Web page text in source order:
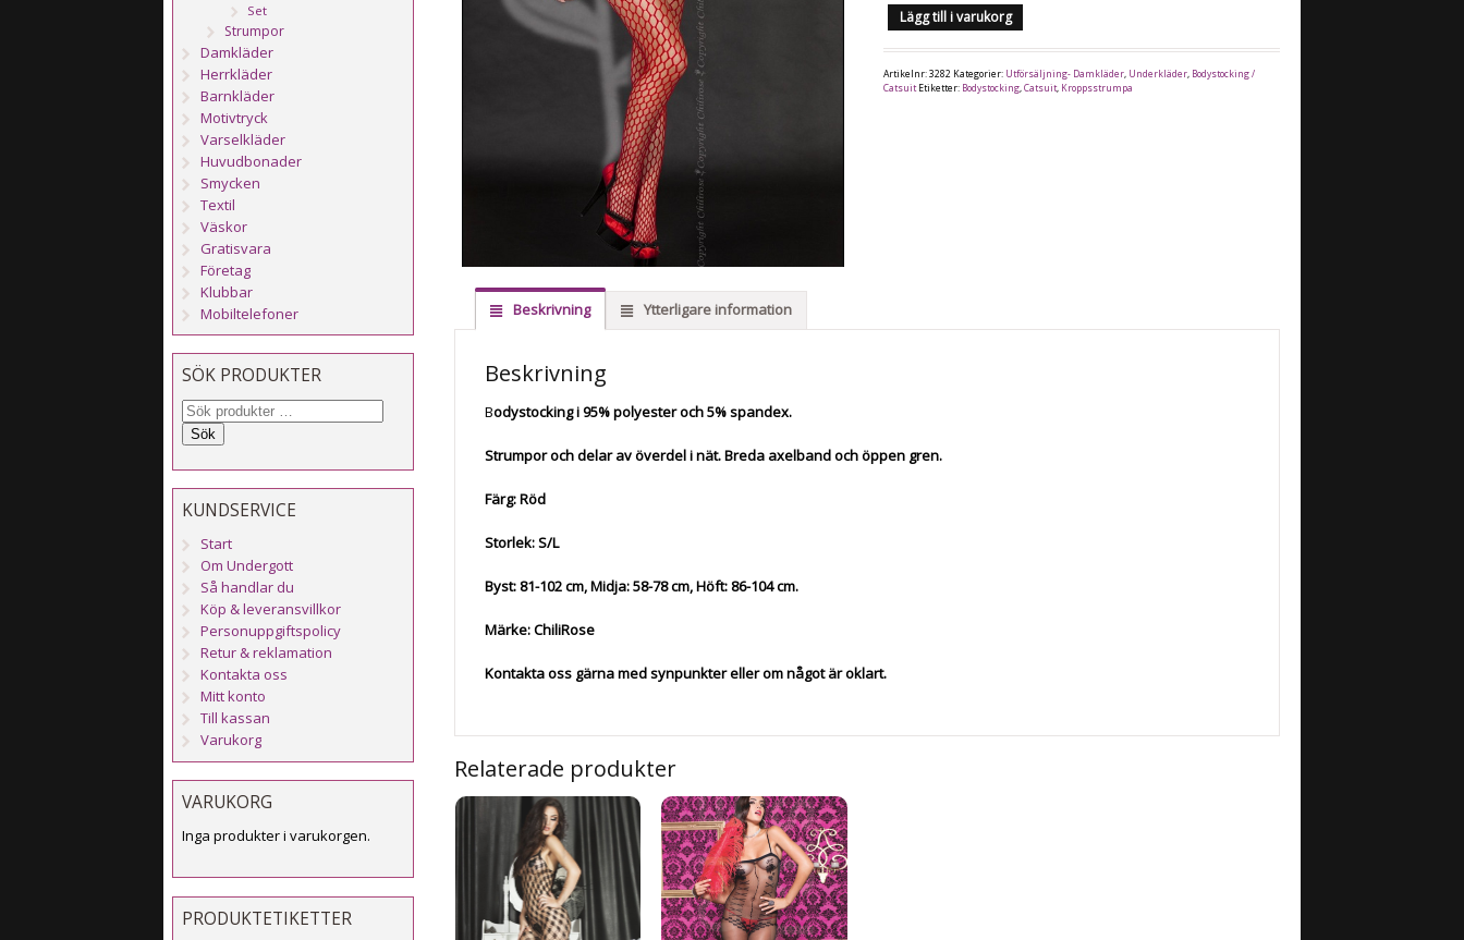
Lägg till i varukorg
Artikelnr:3282 Kategorier: Utförsäljning- Damkläder, Underkläder, Bodystocking /
Catsuit Etiketter: Bodystocking,Catsuit, Kroppsstrumpa
Beskrivning Ytterligare information
Beskrivning
Bodystocking i 95% polyester och 5% spandex.
Strumpor och delar av överdel i nät. Breda axelband och öppen gren.
Färg: Röd
Storlek: S/L
Byst: 81-102 cm, Midja: 58-78 cm, Höft: 86-104 cm.
Märke: ChiliRose
Kontakta oss gärna med synpunkter eller om något är oklart.
Relaterade produkter
Set
Strumpor
Damkläder
Herrkläder
Barnkläder
Motivtryck
Varselkläder
Huvudbonader
Smycken
Textil
Väskor
Gratisvara
Företag
Klubbar
Mobiltelefoner
SÖK PRODUKTER
Sök
KUNDSERVICE
Start
Om Undergott
Så handlar du
Köp & leveransvillkor
Personuppgiftspolicy
Retur & reklamation
Kontakta oss
Mitt konto
Till kassan
Varukorg
VARUKORG
Inga produkter i varukorgen.
PRODUKTETIKETTER